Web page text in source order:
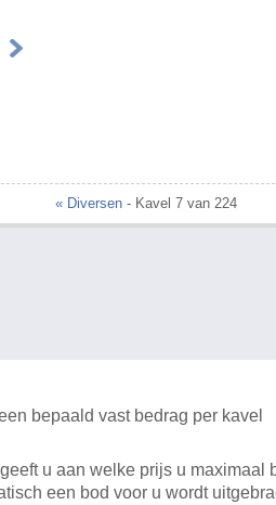
« Diversen - Kavel 7 van 224
bepaald vast bedrag per kavel
u aan welke prijs u
een bod voor u wordt